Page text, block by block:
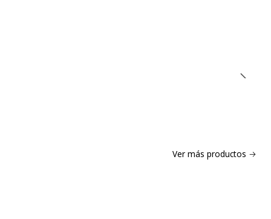
Ver más productos